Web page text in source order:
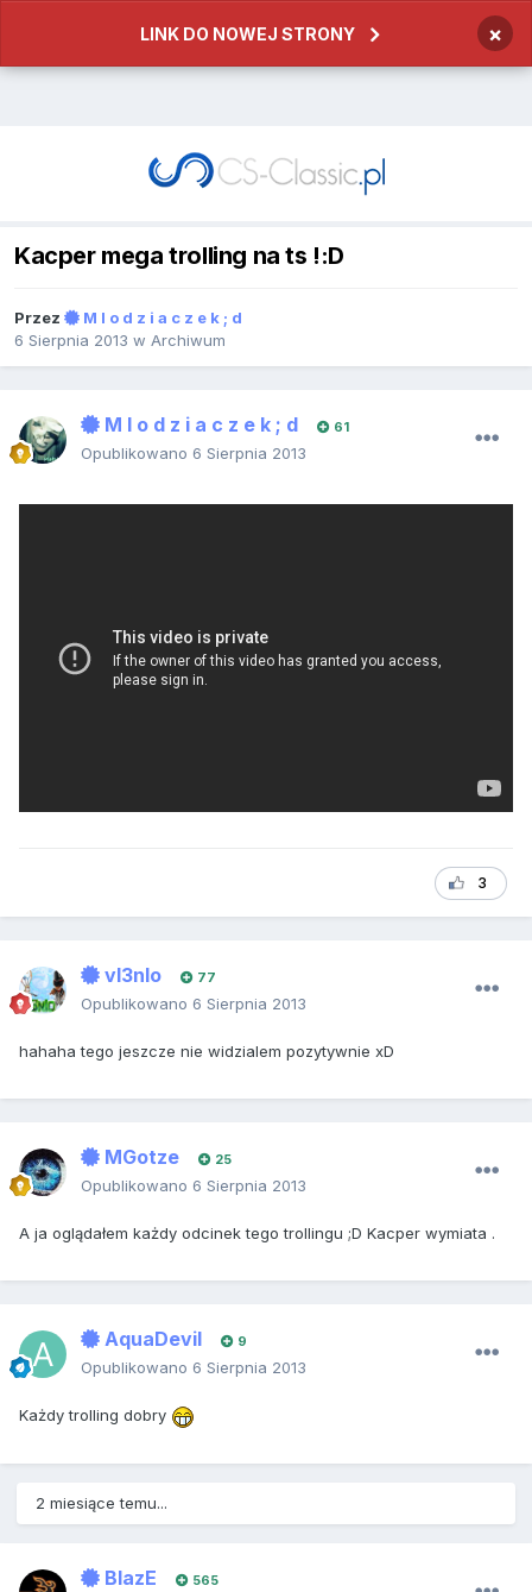
LINK DO NOWEJ STRONY ×
Kacper mega trolling na ts !:D
Przez
M l o d z i a c z e k ; d
6 Sierpnia 2013 w Archiwum
M l o d z i a c z e k ; d 61
Opublikowano 6 Sierpnia 2013
3
vI3nIo 77
Opublikowano 6 Sierpnia 2013
hahaha tego jeszcze nie widzialem pozytywnie xD
MGotze 25
Opublikowano 6 Sierpnia 2013
A ja oglądałem każdy odcinek tego trollingu ;D Kacper wymiata .
AquaDevil 9
Opublikowano 6 Sierpnia 2013
Każdy trolling dobry
2 miesiące temu...
BlazE 565